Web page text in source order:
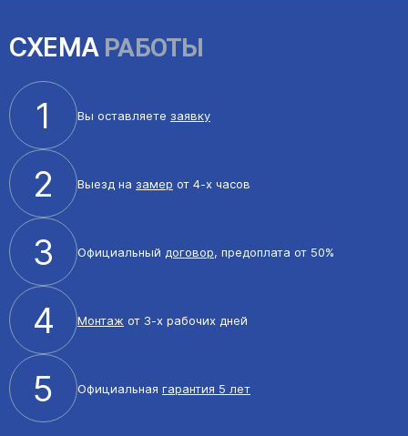
СХЕМАРАБОТЫ
1 Вы оставляете заявку
2 Выезд на замер от 4-х часов
3 Официальный договор, предоплата от 50%
4 Монтаж от 3-х рабочих дней
5 Официальная гарантия 5 лет